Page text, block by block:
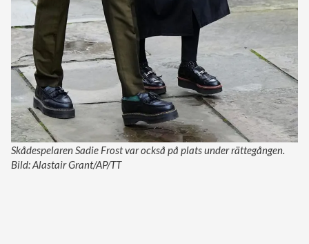
Skådespelaren Sadie Frost var också på plats under rättegången.
Bild: Alastair Grant/AP/TT